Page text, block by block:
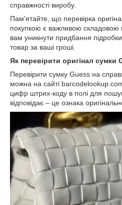
справжності виробу.
Пам'ятайте, що перевірка
покупкою є важливою
вам уникнути придбання
товар за ваші гроші.
Як перевірити оригінал
Перевірити сумку Guess на
можна на сайті
цифр штрих-коду в полі для
відповідає – це ознака